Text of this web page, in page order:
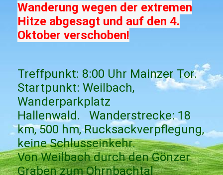
Wanderung wegen der extremen
Hitze abgesagt und auf den 4.
Oktober verschoben!
Treffpunkt: 8:00 Uhr Mainzer Tor.
Startpunkt: Weilbach,
Wanderparkplatz
Hallenwald. Wanderstrecke: 18
km, 500 hm, Rucksackverpflegung,
keine Schlusseinkehr.
Von Weilbach durch den Gönzer
Graben zum Ohrnbachtal